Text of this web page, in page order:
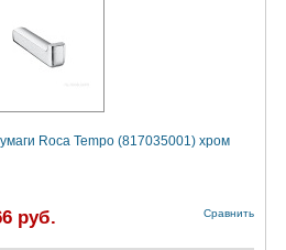
Roca Tempo (817035001) хром
руб. Сравнить